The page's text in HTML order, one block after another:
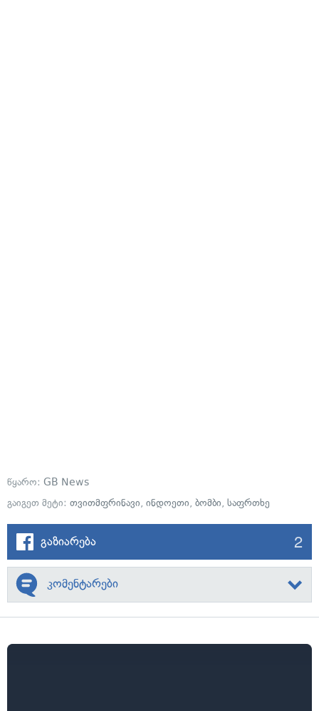
წყარო: GB News
გაიგეთ მეტი: თვითმფრინავი, ინდოეთი, ბომბი, საფრთხე
გაზიარება 2
კომენტარები